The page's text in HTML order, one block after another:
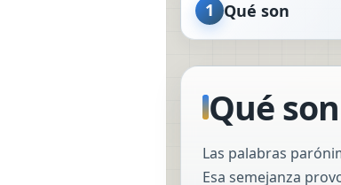
1 Qué son
Qué
Las palabras
Esa semejanza